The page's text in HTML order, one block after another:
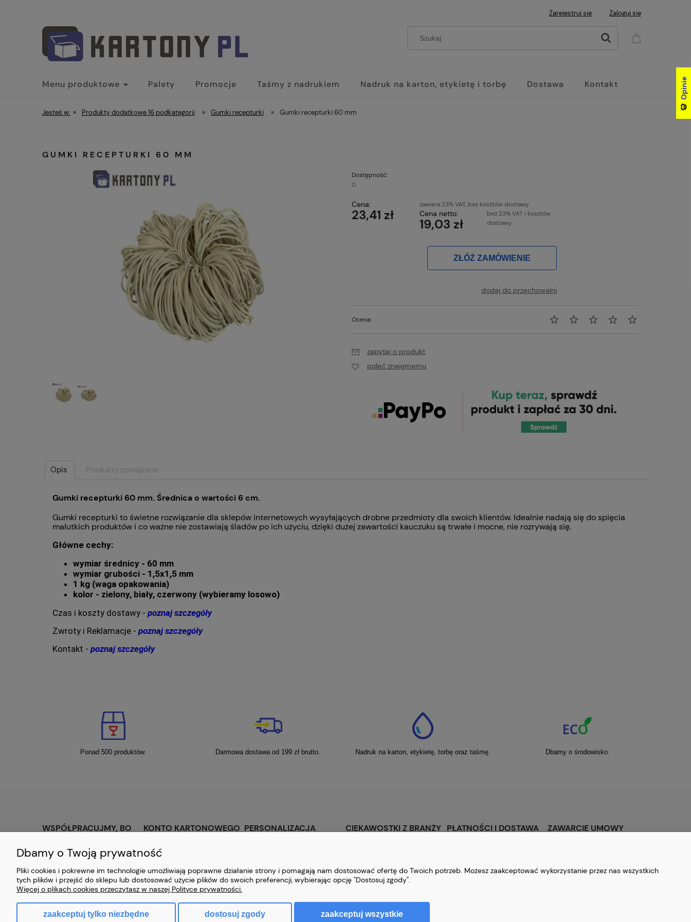
Zarejestruj się Zaloguj się
Menu produktowe Palety Promocje Taśmy z nadrukiem Nadruk na karton, etykietę i torbę Dostawa Kontakt
Jesteś w: » Produkty dodatkowe 16 podkategorii » Gumki recepturki » Gumki recepturki 60 mm
GUMKI RECEPTURKI 60 MM
Dostępność:
0
Cena:
23,41 zł
zawiera 23% VAT, bez kosztów dostawy
Cena netto:
19,03 zł
bez 23% VAT i kosztów
dostawy
ZŁÓŻ ZAMÓWIENIE
dodaj do przechowalni
Ocena:
zapytaj o produkt
poleć znajomemu
Opis Produkty powiązane
Gumki recepturki 60 mm. Średnica o wartości 6 cm.
Gumki recepturki to świetne rozwiązanie dla sklepów internetowych wysyłających drobne przedmioty dla swoich klientów. Idealnie nadają się do spięcia
malutkich produktów i co ważne nie zostawiają śladów po ich użyciu, dzięki dużej zawartości kauczuku są trwałe i mocne, nie rozrywają się.
Główne cechy:
wymiar średnicy - 60 mm
wymiar grubości - 1,5x1,5 mm
1 kg (waga opakowania)
kolor - zielony, biały, czerwony (wybieramy losowo)
Czas i koszty dostawy - poznaj szczegóły
Zwroty i Reklamacje - poznaj szczegóły
Kontakt - poznaj szczegóły
Ponad 500 produktów. Darmowa dostawa od 199 zł brutto. Nadruk na karton, etykietę, torbę oraz taśmę. Dbamy o środowisko.
WSPÓŁPRACUJMY, BO
O firmie
Palety Hurt
Kontakt
KONTO KARTONOWEGO
Twoje zamówienia
Ustawienia konta
Przechowalnia
PERSONALIZACJA CIEKAWOSTKI Z BRANŻY PŁATNOŚCI I DOSTAWA ZAWARCIE UMOWY
Dbamy o Twoją prywatność
Pliki cookies i pokrewne im technologie umożliwiają poprawne działanie strony i pomagają nam dostosować ofertę do Twoich potrzeb. Możesz zaakceptować wykorzystanie przez nas wszystkich
tych plików i przejść do sklepu lub dostosować użycie plików do swoich preferencji, wybierając opcję "Dostosuj zgody".
Więcej o plikach cookies przeczytasz w naszej Polityce prywatności.
zaakceptuj tylko niezbędne dostosuj zgody zaakceptuj wszystkie
Opinie
Opinie